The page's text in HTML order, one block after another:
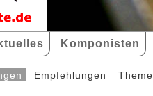
Komponisten
Empfehlungen